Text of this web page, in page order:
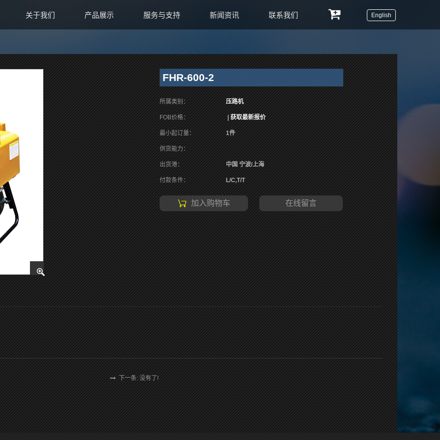
关于我们 产品展示 服务与支持 新闻资讯 联系我们 English
FHR-600-2
所属类别： 压路机
FOB价格： |获取最新报价
最小起订量： 1件
供货能力：
出货港： 中国 宁波/上海
付款条件： L/C,T/T
加入购物车 在线留言
下一条: 没有了!